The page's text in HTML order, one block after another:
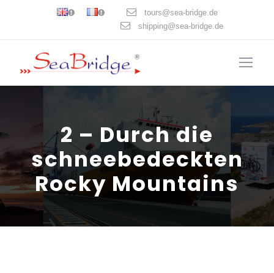
tours@sea-bridge.de
shipping@sea-bridge.de
2 – Durch die
schneebedeckten
Rocky Mountains